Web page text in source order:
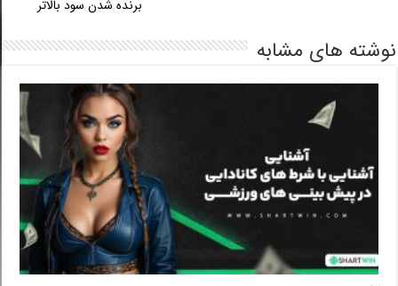
برنده شدن سود بالاتر
های مشابه